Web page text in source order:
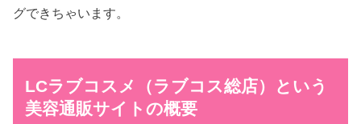
グできちゃいます。
LCラブコスメ（ラブコス総店）という
美容通販サイトの概要